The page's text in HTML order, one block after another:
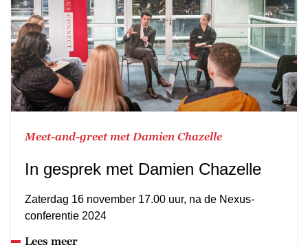
Meet-and-greet met Damien Chazelle
In gesprek met Damien Chazelle
Zaterdag 16 november 17.00 uur, na de Nexus-
conferentie 2024
Lees meer